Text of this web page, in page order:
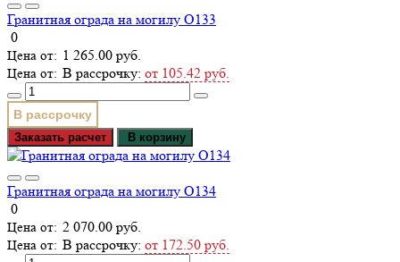
Гранитная ограда на могилу О133
0
1 265.00 руб.
В рассрочку: от 105.42 руб.
В рассрочку
Заказать расчет В корзину
Гранитная ограда на могилу О134
0
2 070.00 руб.
В рассрочку: от 172.50 руб.